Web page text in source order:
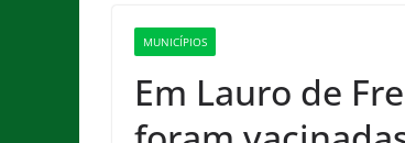
MUNICÍPIOS
Em Lauro de